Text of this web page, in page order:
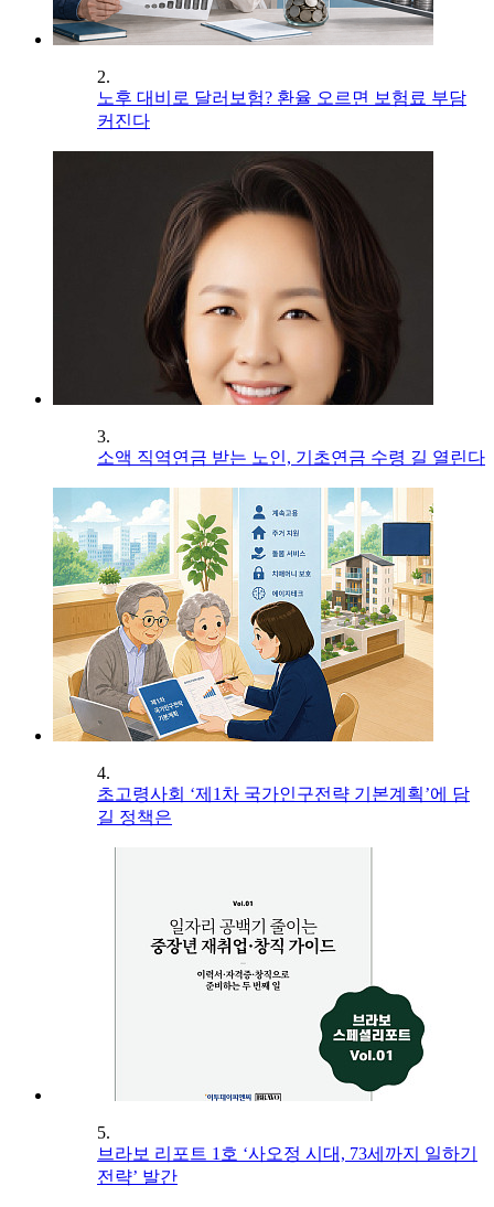
2.
노후 대비로 달러보험? 환율 오르면 보험료 부담
커진다
3.
소액 직역연금 받는 노인, 기초연금 수령 길 열린다
4.
초고령사회 ‘제1차 국가인구전략 기본계획’에 담
길 정책은
5.
브라보 리포트 1호 ‘사오정 시대, 73세까지 일하기
전략’ 발간